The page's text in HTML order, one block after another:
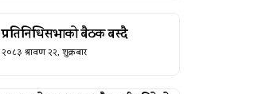
प्रतिनिधिसभाको बैठक बस्दै
२०८३ श्रावण २२, शुक्रबार